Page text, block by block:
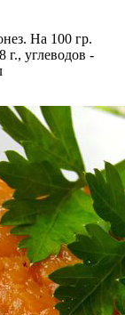
На 100 гр.
г., углеводов -